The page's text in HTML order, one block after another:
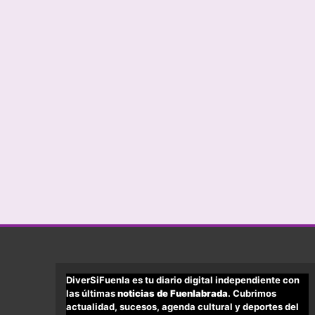
DiverSiFuenla es tu diario digital independiente con
las últimasnoticias de Fuenlabrada. Cubrimos
actualidad, sucesos, agenda cultural y deportes del